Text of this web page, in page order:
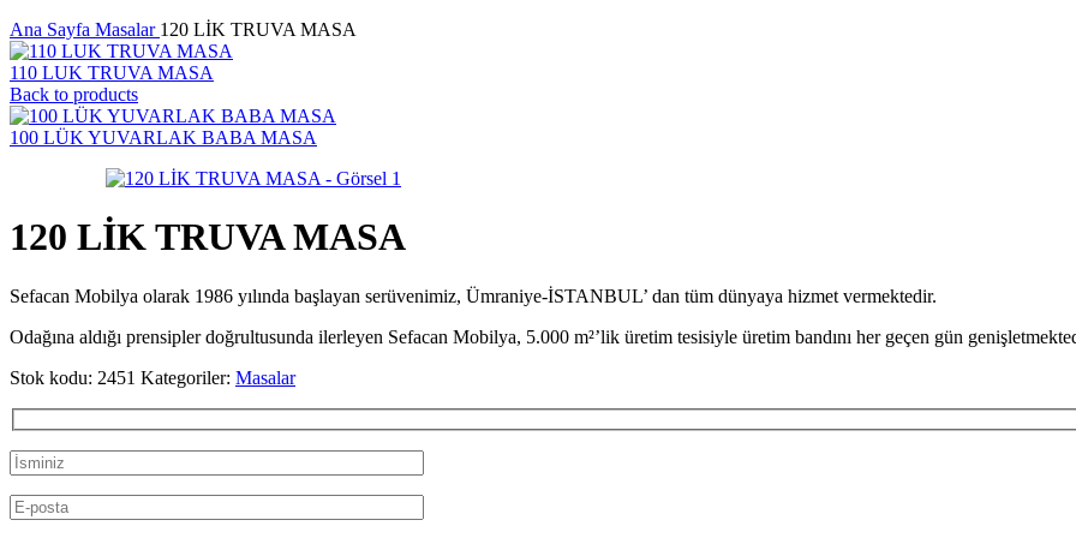
Ana Sayfa Masalar 120 LİK TRUVA MASA
110 LUK TRUVA MASA
Back to products
100 LÜK YUVARLAK BABA MASA
120 LİK TRUVA MASA
Sefacan Mobilya olarak 1986 yılında başlayan serüvenimiz, Ümraniye-İSTANBUL’ dan tüm dünyaya hizmet vermektedir.
Odağına aldığı prensipler doğrultusunda ilerleyen Sefacan Mobilya, 5.000 m²’lik üretim tesisiyle üretim bandını her geçen gün
Stok kodu: 2451 Kategoriler: Masalar